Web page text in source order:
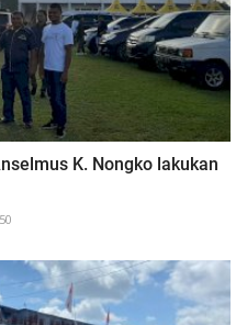
K. Nongko lakukan